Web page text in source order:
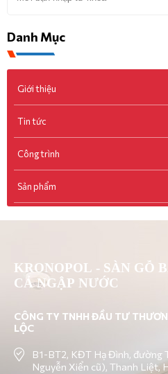
Danh Mục
Giới thiệu
Tin tức
Công trình
Sản phẩm
KRONOPOL - SÀN GỖ
CẢ NGẬP NƯỚC
CÔNG TY TNHH ĐẦU TƯ
LỘC
B1-BT2, KĐT Hạ Đình, đường
Nguyễn Xiển cũ), Thanh Liệt,